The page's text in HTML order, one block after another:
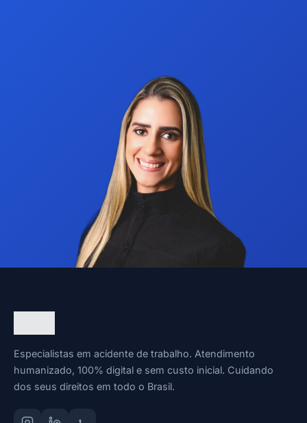
Especialistas em acidente de trabalho. Atendimento
humanizado, 100% digital e sem custo inicial. Cuidando
dos seus direitos em todo o Brasil.